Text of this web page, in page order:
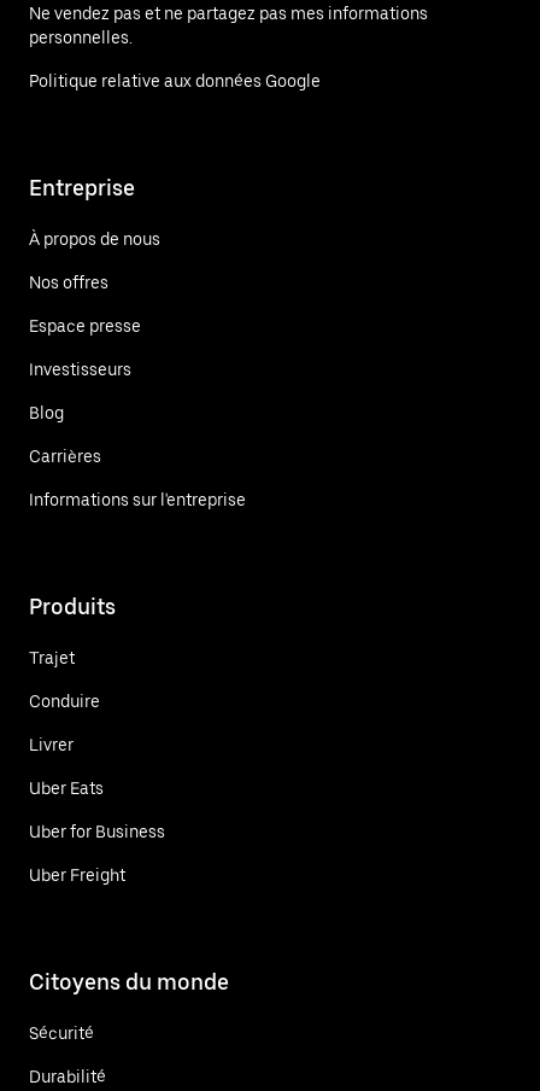
Ne vendez pas et ne partagez pas mes informations
personnelles.
Politique relative aux données Google
Entreprise
À propos de nous
Nos offres
Espace presse
Investisseurs
Blog
Carrières
Informations sur l'entreprise
Produits
Trajet
Conduire
Livrer
Uber Eats
Uber for Business
Uber Freight
Citoyens du monde
Sécurité
Durabilité